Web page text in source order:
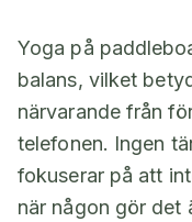
Yoga på
balans, vilket
närvarande från
telefonen. Ingen
fokuserar på att
när någon gör det